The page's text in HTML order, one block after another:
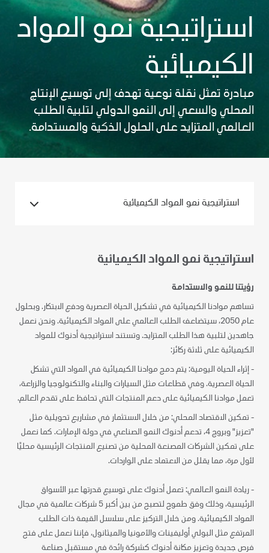
استراتيجية نمو المواد
الكيميائية
مبادرة تمثل نقلة نوعية تهدف إلى توسيع الإنتاج
المحلي والسعي إلى النمو الدولي لتلبية الطلب
العالمي المتزايد على الحلول الذكية والمستدامة.
استراتيجية نمو المواد الكيميائية
رؤيتنا للنمو والاستدامة
تساهم موادنا الكيميائية في تشكيل الحياة العصرية ودفع الابتكار. وبحلول
عام 2050، سيتضاعف الطلب العالمي على المواد الكيميائية. ونحن نعمل
جاهدين لتلبية هذا الطلب المتزايد. وتستند استراتيجية أدنوك للمواد
الكيميائية على ثلاثة ركائز:
- إثراء الحياة اليومية: يتم دمج موادنا الكيميائية في المواد التي تشكل
الحياة العصرية. وفي قطاعات مثل السيارات والبناء والتكنولوجيا والزراعة،
تعمل موادنا الكيميائية على دعم المنتجات التي تحافظ على تقدم العالم.
- تمكين الاقتصاد المحلي: من خلال الاستثمار في مشاريع تحويلية مثل
"تعزيز" وبروج 4، تدعم أدنوك النمو الصناعي في دولة الإمارات. كما نعمل
على تمكين الشركات المصنعة المحلية من تصنيع المنتجات الرئيسية محليًا
لأول مرة، مما يقلل من الاعتماد على الواردات.
- ريادة النمو العالمي: تعمل أدنوك على توسيع قدرتها عبر الأسواق
الرئيسية، وذلك وفق طموح لتصبح من بين أكبر 5 شركات عالمية في مجال
المواد الكيميائية. ومن خلال التركيز على سلاسل القيمة ذات الطلب
المرتفع مثل البولي أوليفينات والأمونيا والميثانول، فإننا نعمل على فتح
فرص جديدة وتعزيز مكانة أدنوك كشركة رائدة في مستقبل صناعة
استراتيجية نمو المواد الكيميائية